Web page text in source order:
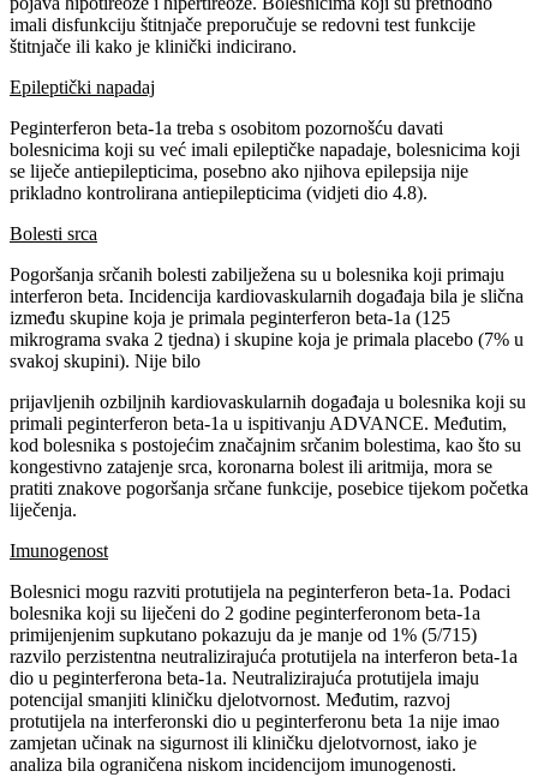
imali disfunkciju štitnjače preporučuje se redovni test funkcije
štitnjače ili kako je klinički indicirano.
Epileptički napadaj
Peginterferon beta-1a treba s osobitom pozornošću davati
bolesnicima koji su već imali epileptičke napadaje, bolesnicima koji
se liječe antiepilepticima, posebno ako njihova epilepsija nije
prikladno kontrolirana antiepilepticima (vidjeti dio 4.8).
Bolesti srca
Pogoršanja srčanih bolesti zabilježena su u bolesnika koji primaju
interferon beta. Incidencija kardiovaskularnih događaja bila je slična
između skupine koja je primala peginterferon beta-1a (125
mikrograma svaka 2 tjedna) i skupine koja je primala placebo (7% u
svakoj skupini). Nije bilo
prijavljenih ozbiljnih kardiovaskularnih događaja u bolesnika koji su
primali peginterferon beta-1a u ispitivanju ADVANCE. Međutim,
kod bolesnika s postojećim značajnim srčanim bolestima, kao što su
kongestivno zatajenje srca, koronarna bolest ili aritmija, mora se
pratiti znakove pogoršanja srčane funkcije, posebice tijekom početka
liječenja.
Imunogenost
Bolesnici mogu razviti protutijela na peginterferon beta-1a. Podaci
bolesnika koji su liječeni do 2 godine peginterferonom beta-1a
primijenjenim supkutano pokazuju da je manje od 1% (5/715)
razvilo perzistentna neutralizirajuća protutijela na interferon beta-1a
dio u peginterferona beta-1a. Neutralizirajuća protutijela imaju
potencijal smanjiti kliničku djelotvornost. Međutim, razvoj
protutijela na interferonski dio u peginterferonu beta 1a nije imao
zamjetan učinak na sigurnost ili kliničku djelotvornost, iako je
analiza bila ograničena niskom incidencijom imunogenosti.